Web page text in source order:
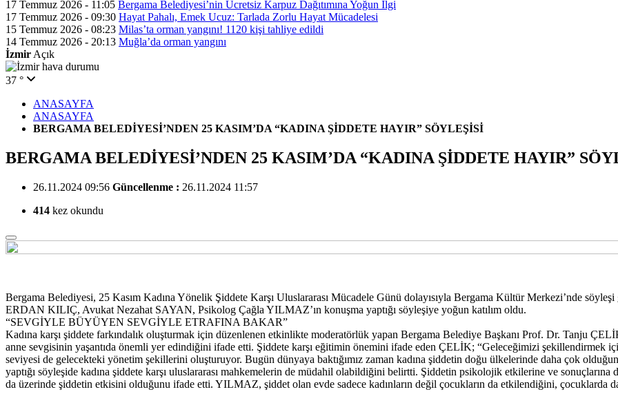
17 Temmuz 2026 - 11:05 Bergama Belediyesi’nin Ücretsiz Karpuz Dağıtımına Yoğun İlgi
17 Temmuz 2026 - 09:30 Hayat Pahalı, Emek Ucuz: Tarlada Zorlu Hayat Mücadelesi
15 Temmuz 2026 - 08:23 Milas’ta orman yangını! 1120 kişi tahliye edildi
14 Temmuz 2026 - 20:13 Muğla’da orman yangını
İzmir Açık
37 °
ANASAYFA
ANASAYFA
BERGAMA BELEDİYESİ’NDEN 25 KASIM’DA “KADINA ŞİDDETE HAYIR” SÖYLEŞİSİ
BERGAMA BELEDİYESİ’NDEN 25 KASIM’DA “KADINA ŞİDDETE HAYIR”
26.11.2024 09:56 Güncellenme : 26.11.2024 11:57
414 kez okundu
Bergama Belediyesi, 25 Kasım Kadına Yönelik Şiddete Karşı Uluslararası Mücadele Günü dolayısıyla Bergama Kültür Merkezi’nde
ERDAN KILIÇ, Avukat Nezahat SAYAN, Psikolog Çağla YILMAZ’ın konuşma yaptığı söyleşiye yoğun katılım oldu.
“SEVGİYLE BÜYÜYEN SEVGİYLE ETRAFINA BAKAR”
Kadına karşı şiddete farkındalık oluşturmak için düzenlenen etkinlikte moderatörlük yapan Bergama Belediye Başkanı Prof. Dr. Tanju
anne sevgisinin yaşantıda önemli yer edindiğini ifade etti. Şiddete karşı eğitimin önemini ifade eden ÇELİK; “Geleceğimizi şekillendirmek
seviyesi de gelecekteki yönetim şekillerini oluşturuyor. Bugün dünyaya baktığımız zaman kadına şiddetin doğu ülkelerinde daha çok
yaptığı söyleşide kadına şiddete karşı uluslararası mahkemelerin de müdahil olabildiğini belirtti. Şiddetin psikolojik etkilerine ve
da üzerinde şiddetin etkisini olduğunu ifade etti. YILMAZ, şiddet olan evde sadece kadınların değil çocukların da etkilendiğini, çocuklarda